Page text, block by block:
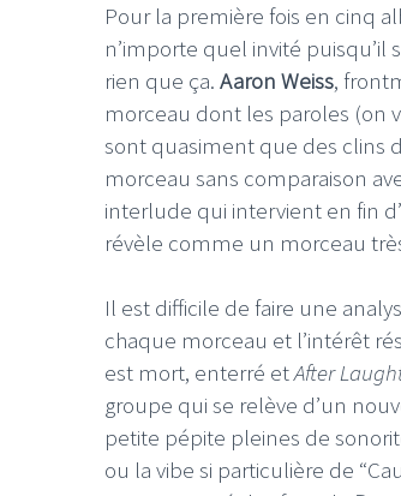
Pour la première fois en cinq
n’importe quel invité
rien que ça. Aaron Weiss,
morceau dont les paroles (on
sont quasiment que des clins
morceau sans comparaison
interlude qui intervient en fin
révèle comme un morceau
Il est difficile de faire une
chaque morceau et l’intérêt
est mort, enterré etAfter
groupe qui se relève d’un
petite pépite pleines de
ou la vibe si particulière de